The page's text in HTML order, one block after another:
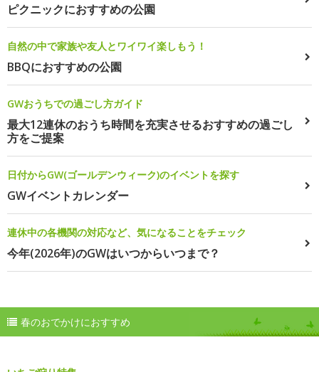
ピクニックにおすすめの公園
自然の中で家族や友人とワイワイ楽しもう！
BBQにおすすめの公園
GWおうちでの過ごし方ガイド
最大12連休のおうち時間を充実させるおすすめの過ごし
方をご提案
日付からGW(ゴールデンウィーク)のイベントを探す
GWイベントカレンダー
連休中の各機関の対応など、気になることをチェック
今年(2026年)のGWはいつからいつまで？
春のおでかけにおすすめ